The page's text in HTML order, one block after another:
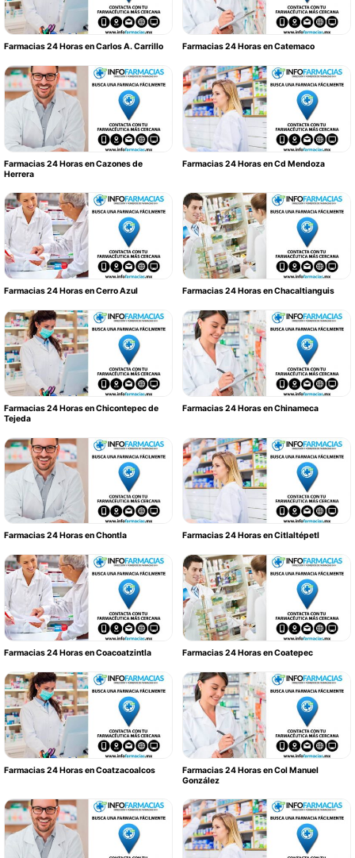
Farmacias 24 Horas en Carlos A. Carrillo Farmacias 24 Horas en Catemaco
Farmacias 24 Horas en Cazones de
Herrera
Farmacias 24 Horas en Cd Mendoza
Farmacias 24 Horas en Cerro Azul Farmacias 24 Horas en Chacaltianguis
Farmacias 24 Horas en Chicontepec de
Tejeda
Farmacias 24 Horas en Chinameca
Farmacias 24 Horas en Chontla Farmacias 24 Horas en Citlaltépetl
Farmacias 24 Horas en Coacoatzintla Farmacias 24 Horas en Coatepec
Farmacias 24 Horas en Coatzacoalcos
Farmacias 24 Horas en Col Manuel
González